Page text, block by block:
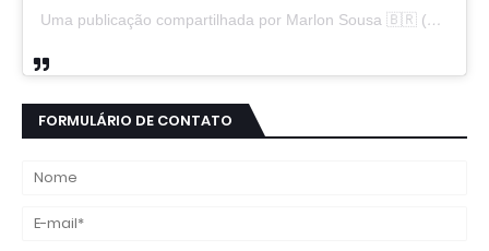
Uma publicação compartilhada por Marlon Sousa 🇧🇷 (@marlon_xlt50)
FORMULÁRIO DE CONTATO